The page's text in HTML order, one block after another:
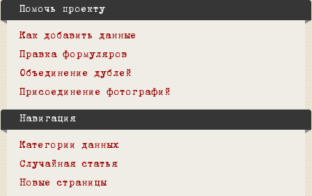
Помочь проекту
Как добавить данные
Правка формуляров
Объединение дублей
Присоединение фотографий
Навигация
Категории данных
Случайная статья
Новые страницы